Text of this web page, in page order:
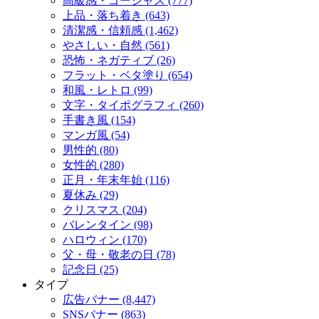
上品・落ち着き (643)
清潔感・信頼感 (1,462)
やさしい・自然 (561)
恐怖・ネガティブ (26)
フラット・ベタ塗り (654)
和風・レトロ (99)
文字・タイポグラフィ (260)
手書き風 (154)
マンガ風 (54)
男性的 (80)
女性的 (280)
正月・年末年始 (116)
夏休み (29)
クリスマス (204)
バレンタイン (98)
ハロウィン (170)
父・母・敬老の日 (78)
記念日 (25)
タイプ
広告バナー (8,447)
SNSバナー (863)